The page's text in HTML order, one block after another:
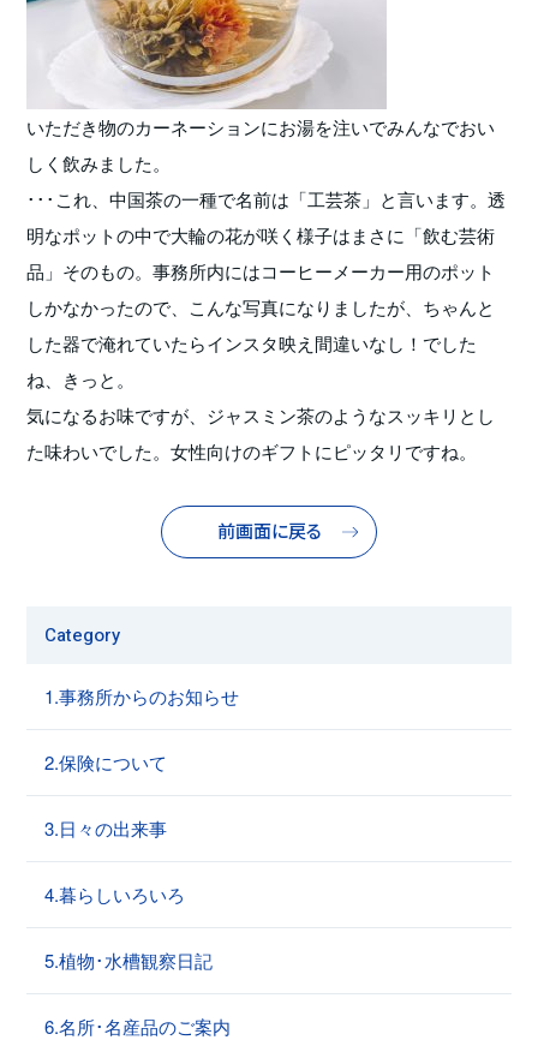
いただき物のカーネーションにお湯を注いでみんなでおい
しく飲みました。
･･･これ、中国茶の一種で名前は「工芸茶」と言います。透
明なポットの中で大輪の花が咲く様子はまさに「飲む芸術
品」そのもの。事務所内にはコーヒーメーカー用のポット
しかなかったので、こんな写真になりましたが、ちゃんと
した器で淹れていたらインスタ映え間違いなし！でした
ね、きっと。
気になるお味ですが、ジャスミン茶のようなスッキリとし
た味わいでした。女性向けのギフトにピッタリですね。
前画面に戻る
Category
1.事務所からのお知らせ
2.保険について
3.日々の出来事
4.暮らしいろいろ
5.植物･水槽観察日記
6.名所･名産品のご案内